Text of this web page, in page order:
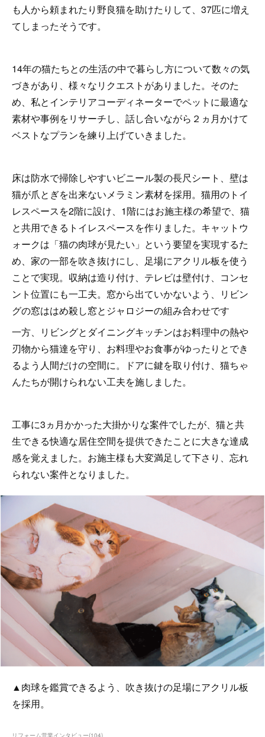
も人から頼まれたり野良猫を助けたりして、37匹に増え
てしまったそうです。
14年の猫たちとの生活の中で暮らし方について数々の気
づきがあり、様々なリクエストがありました。そのた
め、私とインテリアコーディネーターでペットに最適な
素材や事例をリサーチし、話し合いながら２ヵ月かけて
ベストなプランを練り上げていきました。
床は防水で掃除しやすいビニール製の長尺シート、壁は
猫が爪とぎを出来ないメラミン素材を採用。猫用のトイ
レスペースを2階に設け、1階にはお施主様の希望で、猫
と共用できるトイレスペースを作りました。キャットウ
ォークは「猫の肉球が見たい」という要望を実現するた
め、家の一部を吹き抜けにし、足場にアクリル板を使う
ことで実現。収納は造り付け、テレビは壁付け、コンセ
ント位置にも一工夫。窓から出ていかないよう、リビン
グの窓ははめ殺し窓とジャロジーの組み合わせです
一方、リビングとダイニングキッチンはお料理中の熱や
刃物から猫達を守り、お料理やお食事がゆったりとでき
るよう人間だけの空間に。ドアに鍵を取り付け、猫ちゃ
んたちが開けられない工夫を施しました。
工事に3ヵ月かかった大掛かりな案件でしたが、猫と共
生できる快適な居住空間を提供できたことに大きな達成
感を覚えました。お施主様も大変満足して下さり、忘れ
られない案件となりました。
▲肉球を鑑賞できるよう、吹き抜けの足場にアクリル板
を採用。
リフォーム営業インタビュー(104)